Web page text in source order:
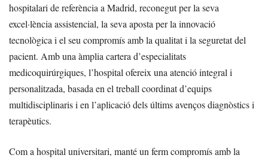
hospitalari de referència a Madrid, reconegut per la seva
excel·lència assistencial, la seva aposta per la innovació
tecnològica i el seu compromís amb la qualitat i la seguretat del
pacient. Amb una àmplia cartera d’especialitats
medicoquirúrgiques, l’hospital ofereix una atenció integral i
personalitzada, basada en el treball coordinat d’equips
multidisciplinaris i en l’aplicació dels últims avenços diagnòstics i
terapèutics.
Com a hospital universitari, manté un ferm compromís amb la